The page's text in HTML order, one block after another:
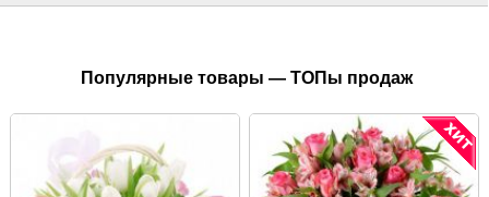
Популярные товары — ТОПы продаж